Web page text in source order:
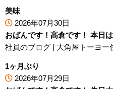
美味
2026年07月30日
おばんです！高倉です！ 本日
社員のブログ | 大角屋トーヨー
1ヶ月ぶり
2026年07月29日